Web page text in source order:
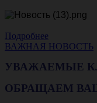
Подробнее
ВАЖНАЯ НОВОСТЬ
УВАЖАЕМЫЕ
ОБРАЩАЕМ